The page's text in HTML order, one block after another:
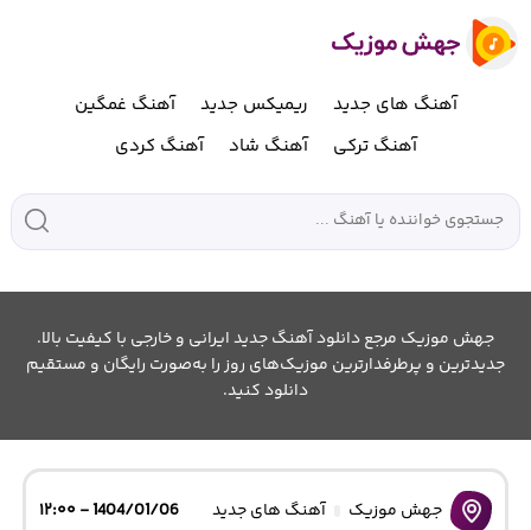
آهنگ های جدید ریمیکس جدید
آهنگ غمگین
آهنگ ترکی
آهنگ شاد آهنگ کردی
جهش موزیک مرجع دانلود آهنگ جدید ایرانی و خارجی با کیفیت بالا.
جدیدترین و پرطرفدارترین موزیک‌های روز را به‌صورت رایگان و مستقیم
دانلود کنید.
جهش موزیک آهنگ های جدید 1404/01/06 - ۱۲:۰۰